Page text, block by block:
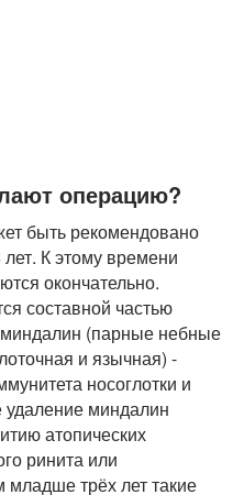
операцию?
быть рекомендовано
К этому времени
окончательно.
составной частью
миндалин (парные небные
и язычная) -
носоглотки и
миндалин
атопических
ринита или
трёх лет такие